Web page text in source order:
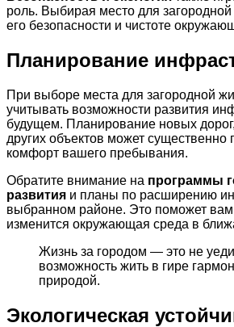
роль. Выбирая место для загородной
его безопасности и чистоте
Планирование
При выборе места для загородной
учитывать возможности развития
будущем. Планирование новых
других объектов может существенно
комфорт вашего пребывания.
Обратите внимание на программы
развития и планы по расширению
выбранном районе. Это поможет вам
изменится окружающая среда в
Жизнь за городом — это не
возможность жить в гире
природой.
Экологическая